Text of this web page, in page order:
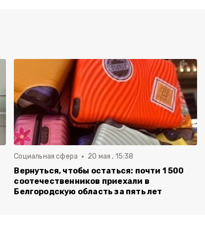
Социальная сфера 20 мая , 15:38
Вернуться, чтобы остаться: почти 1 500
соотечественников приехали в
Белгородскую область за пять лет